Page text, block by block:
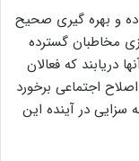
و بهره گیری صحیح
مخاطبان گسترده
دریابند که فعالان
اجتماعی برخورد
سزایی در آینده این